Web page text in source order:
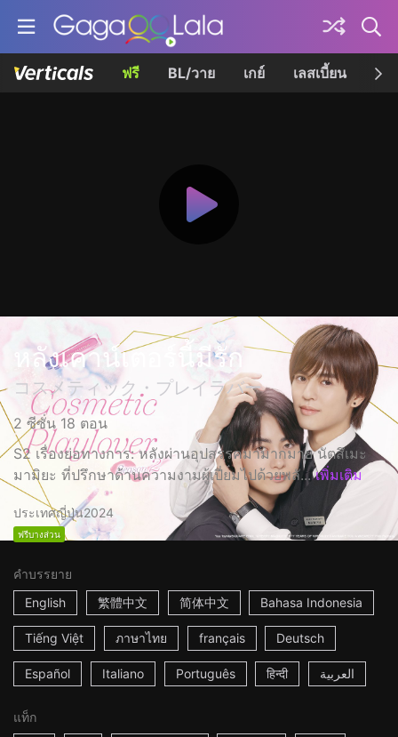
ฟรี BL/วาย เกย์ เลสเบี้ยน เค
หลังเคาน์เตอร์นี้มีรัก
コスメティック・プレイラバー
2 ซีซั่น 18 ตอน
S2 เรื่องย่อทางการ: หลังผ่านอุปสรรคมามากมาย นัตสึเมะ
มามิยะ ที่ปรึกษาด้านความงามผู้เปี่ยมไปด้วยพลั... เพิ่มเติม
ประเทศญี่ปุ่น2024
ฟรีบางส่วน
คำบรรยาย
English
繁體中文 简体中文 Bahasa Indonesia
Tiếng Việt ภาษาไทย français Deutsch
Español Italiano Português हिन्दी العربية
แท็ก